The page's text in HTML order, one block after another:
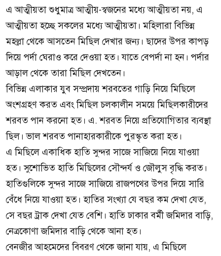
এ আত্মীয়তা শুধুমাত্র আত্মীয়-স্বজনের মধ্যে আত্মীয়তা নয়, এ
আত্মীয়তা হচ্ছে সকলের মধ্যে আত্মীয়তা। মহিলারা বিভিন্ন
মহল্লা থেকে আসতেন মিছিল দেখার জন্য। ছাদের উপর কাপড়
দিয়ে পর্দা ঘেরাও করে দেওয়া হত। যাতে বেপর্দা না হন। পর্দার
আড়াল থেকে তারা মিছিল দেখতেন।
বিভিন্ন এলাকার যুব সম্প্রদায় শরবতের গাড়ি নিয়ে মিছিলে
অংশগ্রহণ করত এবং মিছিল চলকালীন সময়ে মিছিলকারীদের
শরবত পান করনো হত। এ. শরবত নিয়ে প্রতিযোগিতার ব্যবস্থা
ছিল। ভাল শরবত পানাহারকারীকে পুরস্কৃত করা হত।
এ মিছিলে একাধিক হাতি সুন্দর সাজে সাজিয়ে নিয়ে যাওয়া
হত। সুশোভিত হাতি মিছিলের সৌন্দর্য ও জৌলুস বৃদ্ধি করত।
হাতিগুলিকে সুন্দর সাজে সাজিয়ে রাজপথের উপর দিয়ে সারি
বেঁধে নিয়ে যাওয়া হত। হাতির সংখ্যা যে বছর কম দেখা যেত,
সে বছর ট্রাক দেখা যেত বেশি। হাতি ঢাকার বর্মী জমিদার বাড়ি,
নেত্রকোণা জমিদার বাড়ি থেকে আনা হত।
বেনজীর আহমেদের বিবরণ থেকে জানা যায়, এ মিছিলে